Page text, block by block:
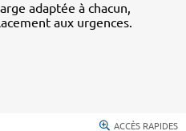
adaptée à chacun,
aux urgences.
ACCÈS RAPIDES